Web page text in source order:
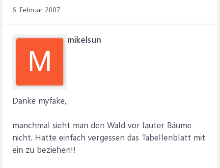
End Sub
6. Februar 2007
M
mikelsun
Danke myfake,
manchmal sieht man den Wald vor lauter Bäume
nicht. Hatte einfach vergessen das Tabellenblatt mit
ein zu beziehen!!